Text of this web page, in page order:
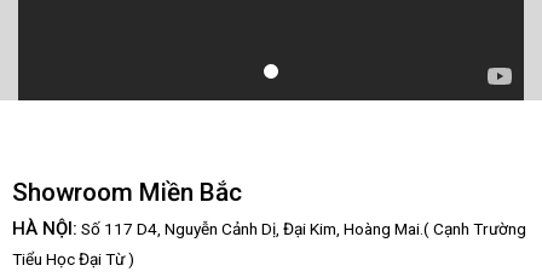
Showroom Miền Bắc
HÀ NỘI: Số 117 D4, Nguyễn Cảnh Dị, Đại Kim, Hoàng Mai.( Cạnh Trường
Tiểu Học Đại Từ )